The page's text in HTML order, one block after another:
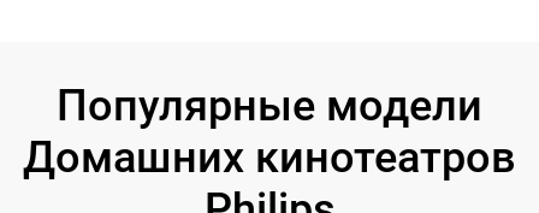
Популярные модели
Домашних кинотеатров